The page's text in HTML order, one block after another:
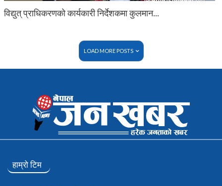
विद्युत् प्राधिकरणको कार्यकारी निर्देशकमा कुलमान…
LOAD MORE POSTS
हाम्रो टिम